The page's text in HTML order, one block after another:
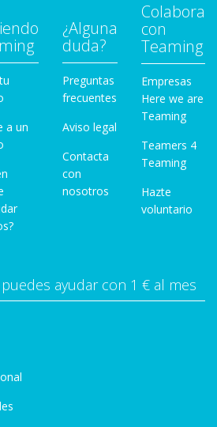
a un
¿Alguna
duda?
Preguntas
frecuentes
Aviso legal
Contacta
con
nosotros
Colabora
con
Teaming
Empresas
Here we are
Teaming
Teamers 4
Teaming
Hazte
voluntario
ayudar con 1 € al mes